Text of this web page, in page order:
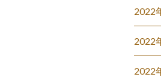
2022
2022
2022